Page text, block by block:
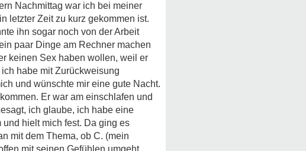
Nachmittag war ich bei meiner
letzter Zeit zu kurz gekommen ist.
ihn sogar noch von der Arbeit
paar Dinge am Rechner machen
keinen Sex haben wollen, weil er
habe mit Zurückweisung
und wünschte mir eine gute Nacht.
Er war am einschlafen und
ich glaube, ich habe eine
hielt mich fest. Da ging es
mit dem Thema, ob C. (mein
mit seinen Gefühlen umgeht,